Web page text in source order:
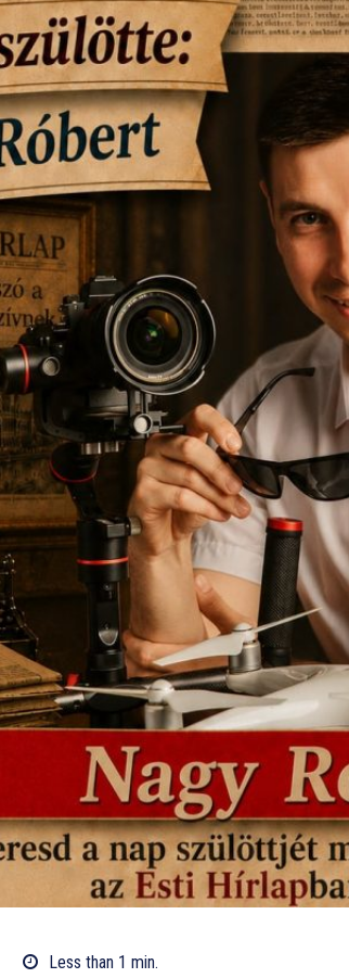
Less than 1 min.